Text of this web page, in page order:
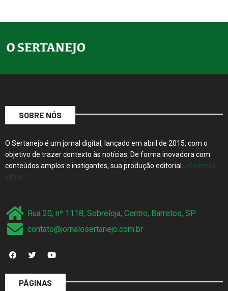
SOBRE NÓS
O Sertanejo é um jornal digital, lançado em abril de 2015, com o
objetivo de trazer contexto às notícias. De forma inovadora com
conteúdos amplos e instigantes, sua produção editorial… Continue
lendo…
Rua 20, nº 1118, Sobreloja, Centro, Barretos, SP
contato@jornalosertanejo.com.br
PÁGINAS